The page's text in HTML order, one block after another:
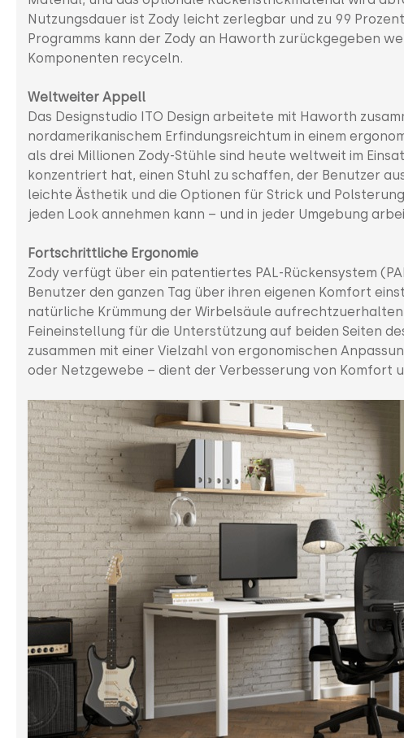
Nutzungsdauer ist Zody leicht zerlegbar und zu 99
Programms kann der Zody an Haworth zurückgegeben
Komponenten recyceln.
Weltweiter Appell
Das Designstudio ITO Design arbeitete mit Haworth
nordamerikanischem Erfindungsreichtum in einem
als drei Millionen Zody-Stühle sind heute weltweit im
konzentriert hat, einen Stuhl zu schaffen, der Benutzer
leichte Ästhetik und die Optionen für Strick und
jeden Look annehmen kann – und in jeder Umgebung
Fortschrittliche Ergonomie
Zody verfügt über ein patentiertes PAL-Rückensystem
Benutzer den ganzen Tag über ihren eigenen Komfort
natürliche Krümmung der Wirbelsäule
Feineinstellung für die Unterstützung auf beiden Seiten
zusammen mit einer Vielzahl von ergonomischen
oder Netzgewebe – dient der Verbesserung von Komfort